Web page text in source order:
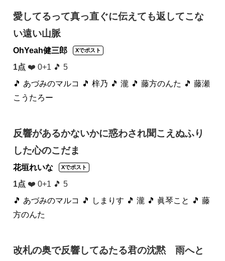
愛してるって真っ直ぐに伝えても返してこな
い遠い山脈
OhYeah健三郎 Xでポスト
1点 ❤️ 0+1 🎵 5
🎵 あづみのマルコ
🎵 梓乃 🎵 瀧 🎵 藤方のんた 🎵 藤瀬
こうたろー
反響があるかないかに惑わされ聞こえぬふり
した心のこだま
花垣れいな Xでポスト
1点 ❤️ 0+1 🎵 5
🎵 あづみのマルコ
🎵 しまりす 🎵 瀧 🎵 眞琴こと
🎵 藤
方のんた
改札の奥で反響してゐたる君の沈黙 雨へと